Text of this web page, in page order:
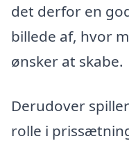
det derfor en
billede af, hvor
ønsker at skabe.
Derudover
rolle i